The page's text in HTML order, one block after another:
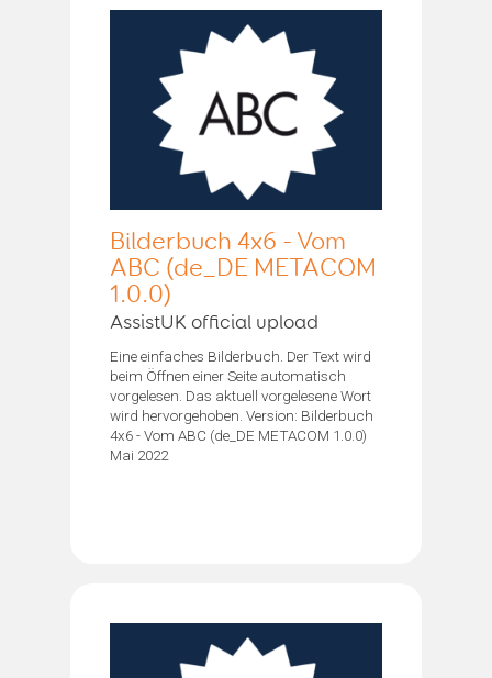
Bilderbuch 4x6 - Vom
ABC (de_DE METACOM
1.0.0)
AssistUK official upload
Eine einfaches Bilderbuch. Der Text wird
beim Öffnen einer Seite automatisch
vorgelesen. Das aktuell vorgelesene Wort
wird hervorgehoben. Version: Bilderbuch
4x6 - Vom ABC (de_DE METACOM 1.0.0)
Mai 2022